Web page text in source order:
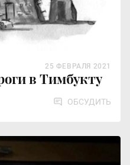
в Тимбукту
25 ФЕВРАЛЯ 2021
ОБСУДИТЬ